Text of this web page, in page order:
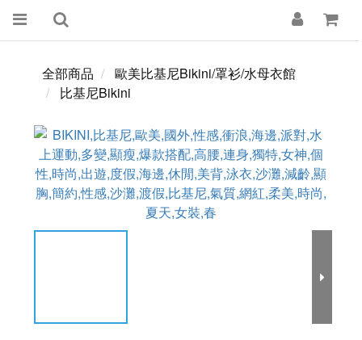
全部商品
歐美比基尼Bikini/罩衫/水母衣館
比基尼Bikini